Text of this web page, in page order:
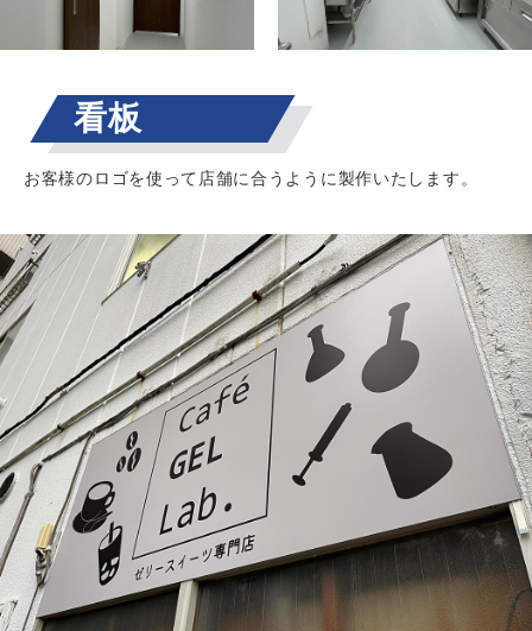
自社施工可能品目 インフォメーション 会社概
看板
お客様のロゴを使って店舗に合うように製作いたします。